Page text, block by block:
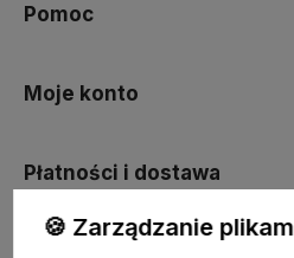
Pomoc
Moje konto
Płatności i dostawa
🍪 Zarządzanie